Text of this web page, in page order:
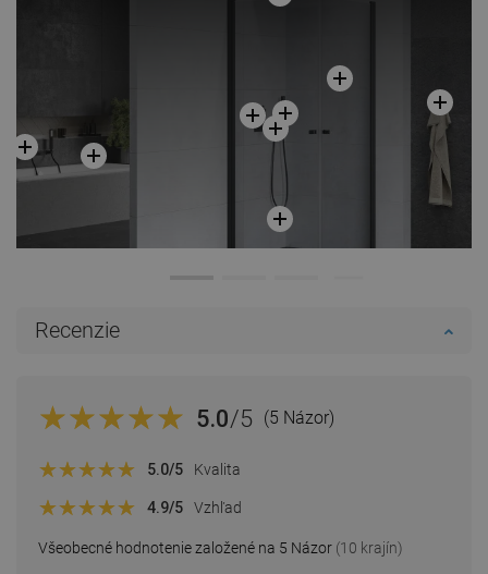
Recenzie
5.0/5 (5 Názor)
Všeobecné hodnotenie založené na 5 Názor (10 krajín)
5.0/5 Kvalita
4.9/5 Vzhľad